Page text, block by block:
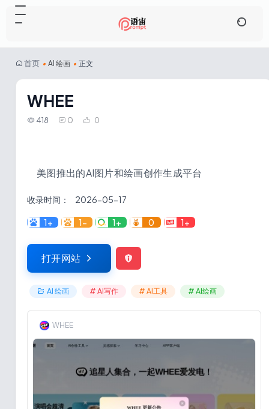
首页 • AI 绘画 • 正文
WHEE
418 0 0
美图推出的AI图片和绘画创作生成平台
收录时间： 2026-05-17
1+ 1- 1+ 0 1+
打开网站
AI 绘画 # AI写作 # AI工具 # AI绘画
WHEE